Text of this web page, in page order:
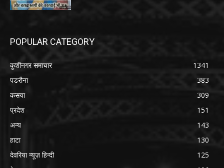
POPULAR CATEGORY
कुशीनगर समाचार
1341
पडरौना
383
कसया
309
प्रदेश
151
अन्य
143
हाटा
130
देवरिया न्यूज़ हिन्दी
125